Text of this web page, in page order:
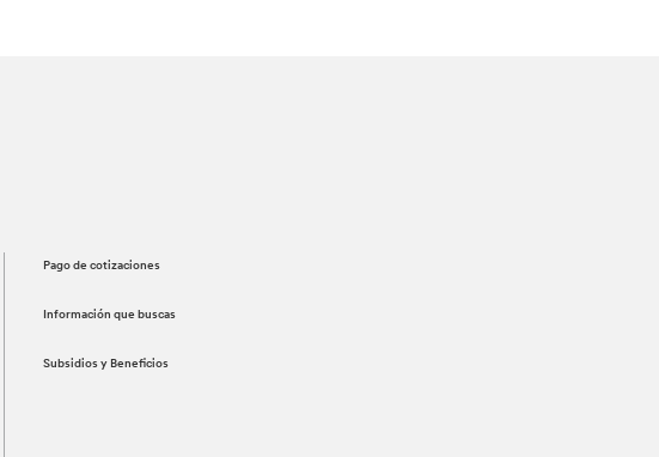
Pago de cotizaciones
Información que buscas
Subsidios y Beneficios